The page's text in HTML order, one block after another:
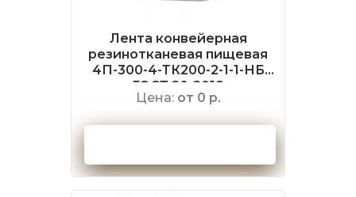
Лента конвейерная
резинотканевая пищевая
4П-300-4-ТК200-2-1-1-НБ
ГОСТ 20-2018
Цена: от 0 р.